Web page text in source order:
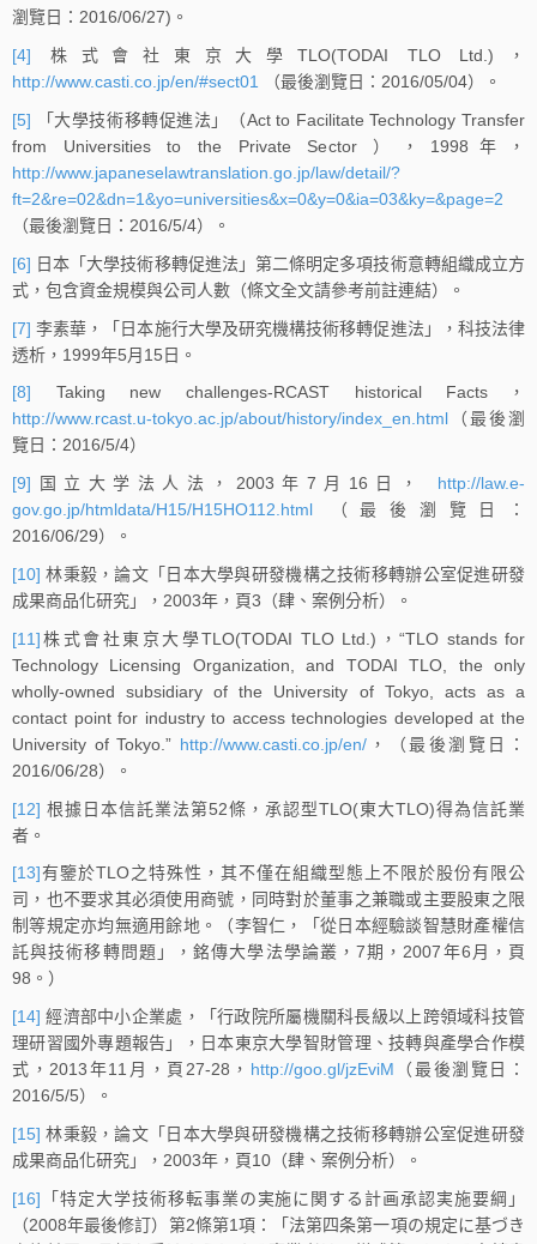
瀏覽日：2016/06/27)。
[4] 株式會社東京大學TLO(TODAI TLO Ltd.)，
http://www.casti.co.jp/en/#sect01 （最後瀏覽日：2016/05/04）。
[5] 「大學技術移轉促進法」（Act to Facilitate Technology Transfer
from Universities to the Private Sector ），1998年，
http://www.japaneselawtranslation.go.jp/law/detail/?
ft=2&re=02&dn=1&yo=universities&x=0&y=0&ia=03&ky=&page=2
（最後瀏覽日：2016/5/4）。
[6] 日本「大學技術移轉促進法」第二條明定多項技術意轉組織成立方
式，包含資金規模與公司人數（條文全文請參考前註連結）。
[7] 李素華，「日本施行大學及研究機構技術移轉促進法」，科技法律
透析，1999年5月15日。
[8] Taking new challenges-RCAST historical Facts，
http://www.rcast.u-tokyo.ac.jp/about/history/index_en.html （最後瀏
覽日：2016/5/4）
[9] 国立大学法人法，2003年7月16日， http://law.e-
gov.go.jp/htmldata/H15/H15HO112.html （最後瀏覽日：
2016/06/29）。
[10] 林秉毅，論文「日本大學與研發機構之技術移轉辦公室促進研發
成果商品化研究」，2003年，頁3（肆、案例分析）。
[11]株式會社東京大學TLO(TODAI TLO Ltd.)，“TLO stands for
Technology Licensing Organization, and TODAI TLO, the only
wholly-owned subsidiary of the University of Tokyo, acts as a
contact point for industry to access technologies developed at the
University of Tokyo.” http://www.casti.co.jp/en/，（最後瀏覽日：
2016/06/28）。
[12] 根據日本信託業法第52條，承認型TLO(東大TLO)得為信託業
者。
[13]有鑒於TLO之特殊性，其不僅在組織型態上不限於股份有限公
司，也不要求其必須使用商號，同時對於董事之兼職或主要股東之限
制等規定亦均無適用餘地。（李智仁，「從日本經驗談智慧財產權信
託與技術移轉問題」，銘傳大學法學論叢，7期，2007年6月，頁
98。）
[14] 經濟部中小企業處，「行政院所屬機關科長級以上跨領域科技管
理研習國外專題報告」，日本東京大學智財管理、技轉與產學合作模
式，2013年11月，頁27-28， http://goo.gl/jzEviM （最後瀏覽日：
2016/5/5）。
[15] 林秉毅，論文「日本大學與研發機構之技術移轉辦公室促進研發
成果商品化研究」，2003年，頁10（肆、案例分析）。
[16] 「特定大学技術移転事業の実施に関する計画承認実施要綱」
（2008年最後修訂）第2條第1項：「法第四条第一項の規定に基づき